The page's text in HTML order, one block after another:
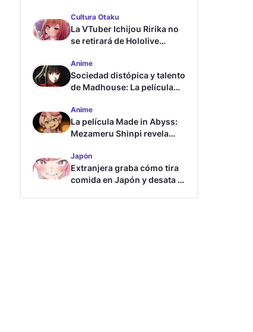
Cultura Otaku
La VTuber Ichijou Ririka no
se retirará de Hololive
Anime
Sociedad distópica y talento
de Madhouse: La película
tráiler
Anime
La película Made in Abyss:
Mezameru Shinpi revela
Japón
Extranjera graba cómo tira
comida en Japón y desata la